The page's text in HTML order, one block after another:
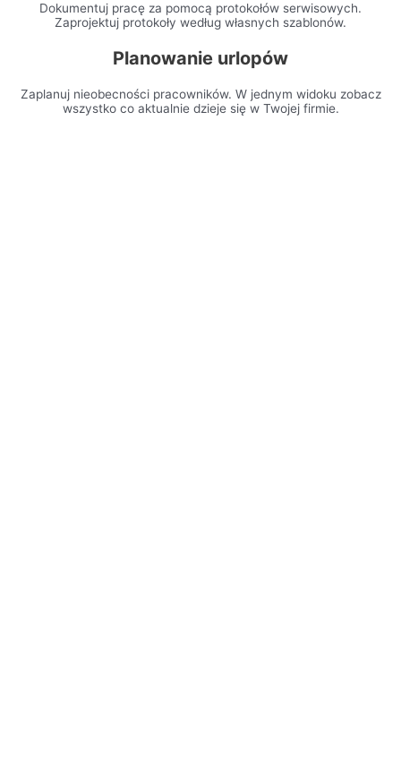
Dokumentuj pracę za pomocą protokołów serwisowych.
Zaprojektuj protokoły według własnych szablonów.
Planowanie urlopów
Zaplanuj nieobecności pracowników. W jednym widoku zobacz
wszystko co aktualnie dzieje się w Twojej firmie.